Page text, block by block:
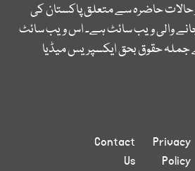
حالات حاضرہ سے متعلق پاکستان کی
والی ویب سائٹ ہے۔ اس ویب سائٹ
جملہ حقوق بحق ایکسپریس میڈیا
Privacy
Policy
Contact
Us